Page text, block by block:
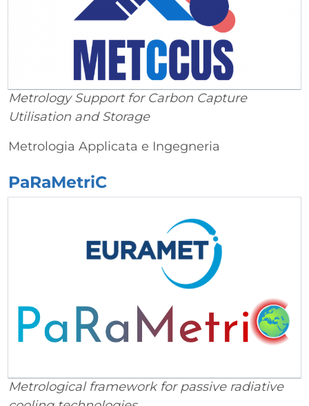
Metrology Support for Carbon Capture
Utilisation and Storage
Metrologia Applicata e Ingegneria
PaRaMetriC
Metrological framework for passive radiative